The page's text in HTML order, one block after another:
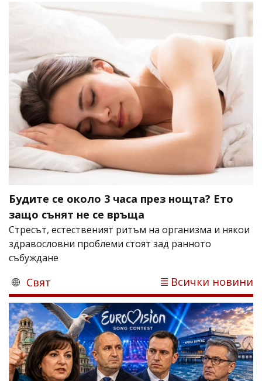
Будите се около 3 часа през нощта? Ето
защо сънят не се връща
Стресът, естественият ритъм на организма и някои
здравословни проблеми стоят зад ранното
събуждане
Свят Всички новини